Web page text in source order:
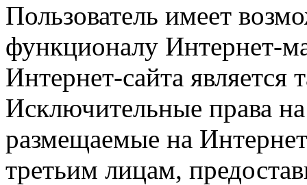
Пользователь имеет
функционалу Интернет-
Интернет-сайта
Исключительные права
размещаемые на
третьим лицам,